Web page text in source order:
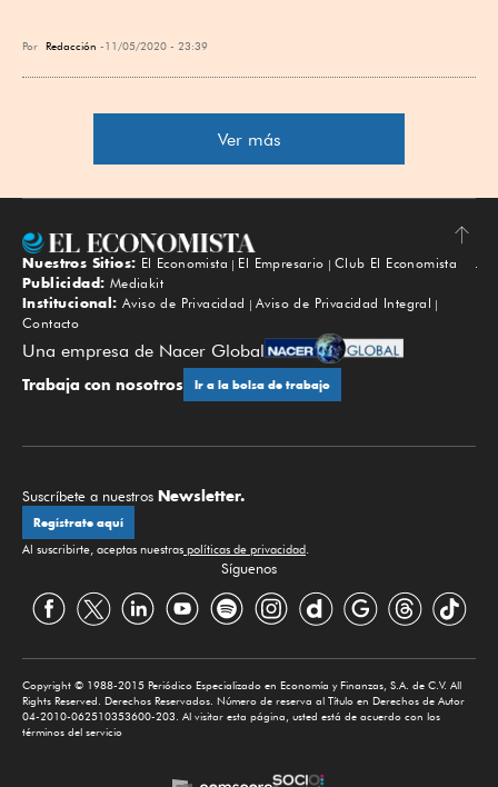
Por Redacción 11/05/2020 - 23:39
Ver más
Subir
Nuestros Sitios: El Economista El Empresario
Club El Economista
Publicidad: Mediakit
Institucional: Aviso de Privacidad
Aviso de Privacidad Integral
Contacto
Una empresa de Nacer Global
Trabaja con nosotros Ir a la bolsa de trabajo
Suscríbete a nuestros Newsletter.
Regístrate aquí
Al suscribirte, aceptas nuestras políticas de privacidad.
Síguenos
Copyright © 1988-2015 Periódico Especializado en Economía y Finanzas, S.A. de C.V. All
Rights Reserved. Derechos Reservados. Número de reserva al Título en Derechos de Autor
04-2010-062510353600-203. Al visitar esta página, usted está de acuerdo con los
términos del servicio